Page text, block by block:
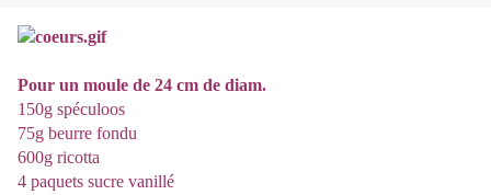
Pour un moule de 24 cm de diam.
150g spéculoos
75g beurre fondu
600g ricotta
4 paquets sucre vanillé